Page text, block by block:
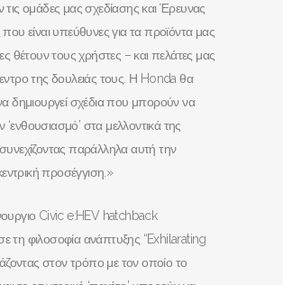
τις ομάδες μας σχεδίασης και Έρευνας
που είναι υπεύθυνες για τα προϊόντα μας
θέτουν τους χρήστες – και πελάτες μας
της δουλειάς τους. Η Honda θα
δημιουργεί σχέδια που μπορούν να
στα μελλοντικά της
παράλληλα αυτή την
προσέγγιση.»
Civic e:HEV hatchback
τη φιλοσοφία ανάπτυξης “Exhilarating
στον τρόπο με τον οποίο το